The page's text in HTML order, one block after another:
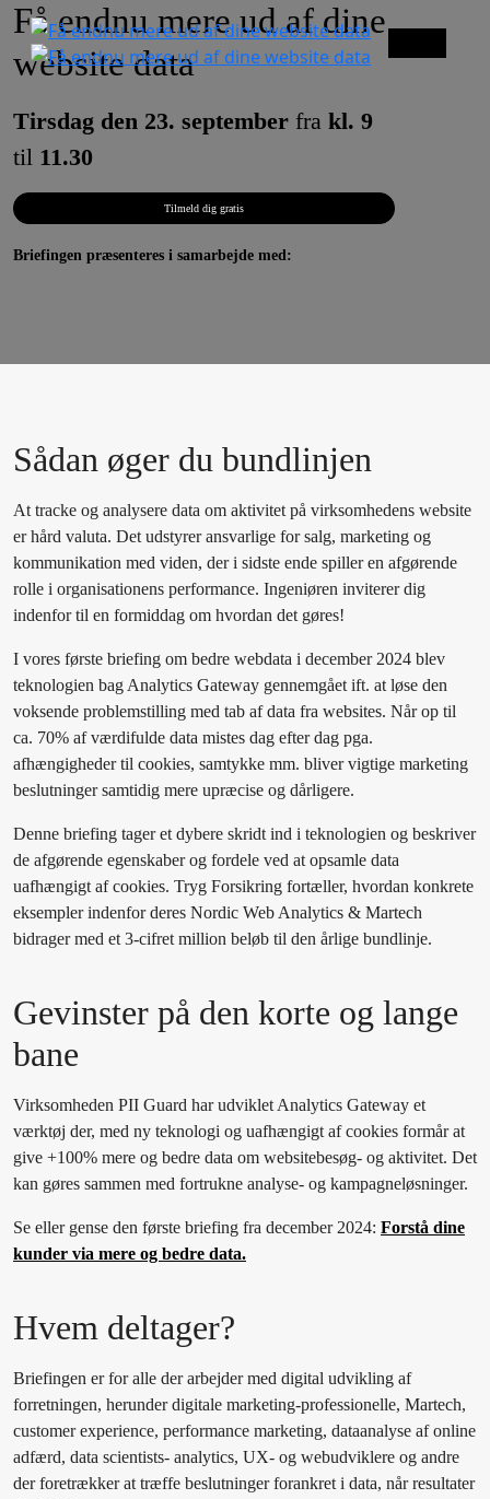
Få endnu mere ud af dine
website data
Tirsdag den 23. september fra kl. 9
til 11.30
Tilmeld dig gratis
Briefingen præsenteres i samarbejde med:
Sådan øger du bundlinjen
At tracke og analysere data om aktivitet på virksomhedens website
er hård valuta. Det udstyrer ansvarlige for salg, marketing og
kommunikation med viden, der i sidste ende spiller en afgørende
rolle i organisationens performance. Ingeniøren inviterer dig
indenfor til en formiddag om hvordan det gøres!
I vores første briefing om bedre webdata i december 2024 blev
teknologien bag Analytics Gateway gennemgået ift. at løse den
voksende problemstilling med tab af data fra websites. Når op til
ca. 70% af værdifulde data mistes dag efter dag pga.
afhængigheder til cookies, samtykke mm. bliver vigtige marketing
beslutninger samtidig mere upræcise og dårligere.
Denne briefing tager et dybere skridt ind i teknologien og beskriver
de afgørende egenskaber og fordele ved at opsamle data
uafhængigt af cookies. Tryg Forsikring fortæller, hvordan konkrete
eksempler indenfor deres Nordic Web Analytics & Martech
bidrager med et 3-cifret million beløb til den årlige bundlinje.
Gevinster på den korte og lange
bane
Virksomheden PII Guard har udviklet Analytics Gateway et
værktøj der, med ny teknologi og uafhængigt af cookies formår at
give +100% mere og bedre data om websitebesøg- og aktivitet. Det
kan gøres sammen med fortrukne analyse- og kampagneløsninger.
Se eller gense den første briefing fra december 2024: Forstå dine
kunder via mere og bedre data.
Hvem deltager?
Briefingen er for alle der arbejder med digital udvikling af
forretningen, herunder digitale marketing-professionelle, Martech,
customer experience, performance marketing, dataanalyse af online
adfærd, data scientists- analytics, UX- og webudviklere og andre
der foretrækker at træffe beslutninger forankret i data, når resultater